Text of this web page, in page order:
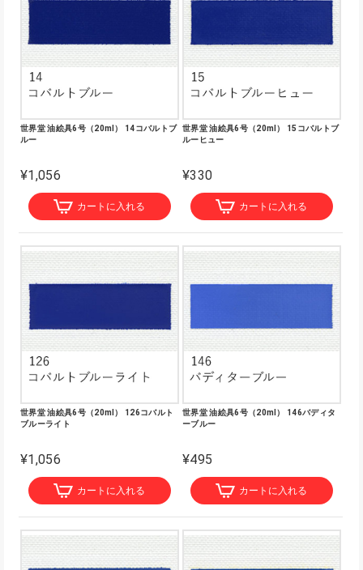
世界堂 油絵具6号（20ml） 14コバルトブ
ルー
¥1,056
カートに入れる
世界堂 油絵具6号（20ml） 15コバルトブ
ルーヒュー
¥330
カートに入れる
世界堂 油絵具6号（20ml） 126コバルト
ブルーライト
¥1,056
カートに入れる
世界堂 油絵具6号（20ml） 146バディタ
ーブルー
¥495
カートに入れる